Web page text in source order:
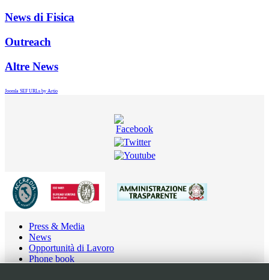
News di Fisica
Outreach
Altre News
Joomla SEF URLs by Artio
Press & Media
News
Opportunità di Lavoro
Phone book